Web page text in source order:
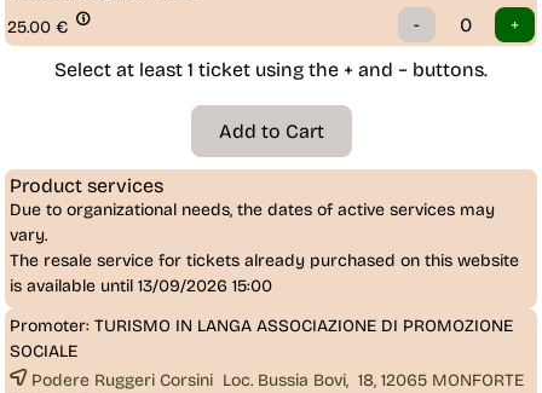
25.00 €
Select at least 1 ticket using the + and − buttons.
Product services
Due to organizational needs, the dates of active services may
vary.
The resale service for tickets already purchased on this website
is available until 13/09/2026 15:00
Promoter: TURISMO IN LANGA ASSOCIAZIONE DI PROMOZIONE
SOCIALE
Podere Ruggeri Corsini Loc. Bussia Bovi, 18, 12065 MONFORTE